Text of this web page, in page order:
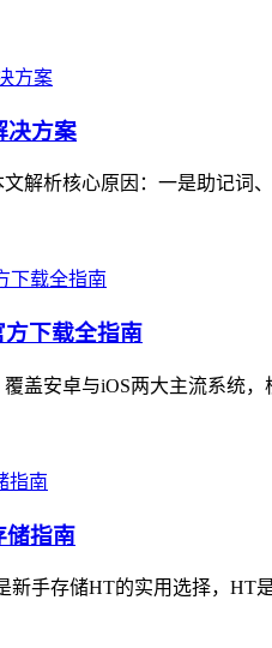
决方案
解析核心原因：一是助记
下载全指南
盖安卓与iOS两大主流系统
储指南
手存储HT的实用选择，HT